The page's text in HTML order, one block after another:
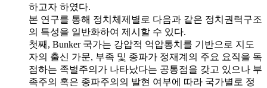
하고자 하였다.
본 연구를 통해 정치체제별로 다음과 같은 정치권력구조
의 특성을 일반화하여 제시할 수 있다.
첫째, Bunker 국가는 강압적 억압통치를 기반으로 지도
자의 출신 가문, 부족 및 종파가 정재계의 주요 요직을 독
점하는 족벌주의가 나타났다는 공통점을 갖고 있으나 부
족주의 혹은 종파주의의 발현 여부에 따라 국가별로 정